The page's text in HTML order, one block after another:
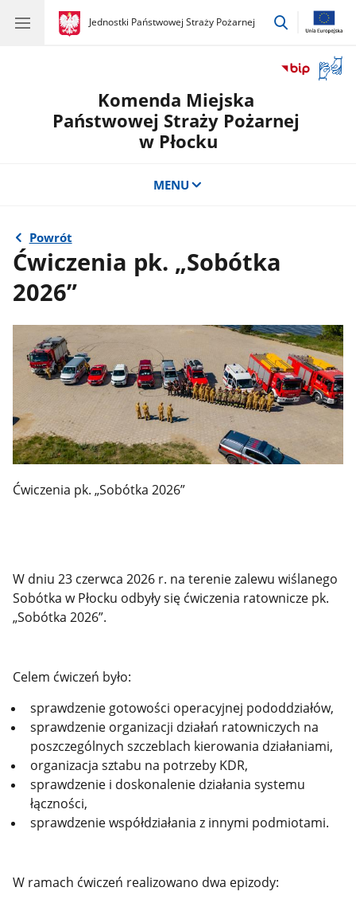
gov.pl
Jednostki Państwowej Straży Pożarnej
gov.pl
Jednostki
przejdź
okno
Komenda Miejska
Państwowej Straży Pożarnej
w Płocku
MENU
Powrót
Ćwiczenia pk. „Sobótka
2026”
Ćwiczenia pk. „Sobótka 2026”
W dniu 23 czerwca 2026 r. na terenie zalewu wiślanego
Sobótka w Płocku odbyły się ćwiczenia ratownicze pk.
„Sobótka 2026”.
Celem ćwiczeń było:
sprawdzenie gotowości operacyjnej pododdziałów,
sprawdzenie organizacji działań ratowniczych na
poszczególnych szczeblach kierowania działaniami,
organizacja sztabu na potrzeby KDR,
sprawdzenie i doskonalenie działania systemu
łączności,
sprawdzenie współdziałania z innymi podmiotami.
W ramach ćwiczeń realizowano dwa epizody: